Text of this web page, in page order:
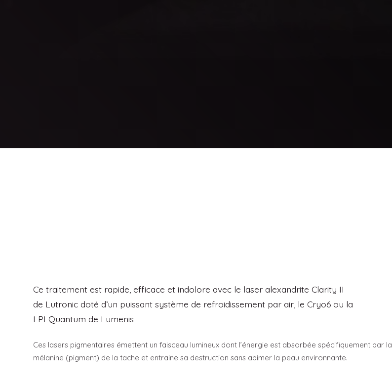
Ce traitement est rapide, efficace et indolore avec le laser alexandrite Clarity II
de Lutronic doté d’un puissant système de refroidissement par air, le Cryo6 ou la
LPI Quantum de Lumenis
Ces lasers pigmentaires émettent un faisceau lumineux dont l’énergie est absorbée spécifiquement par la
mélanine (pigment) de la tache et entraine sa destruction sans abimer la peau environnante.